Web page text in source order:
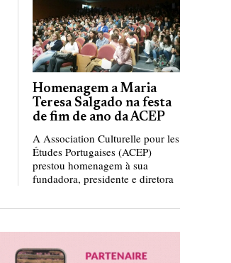
Homenagem a Maria
Teresa Salgado na festa
de fim de ano da ACEP
A Association Culturelle pour les
Études Portugaises (ACEP)
prestou homenagem à sua
fundadora, presidente e diretora